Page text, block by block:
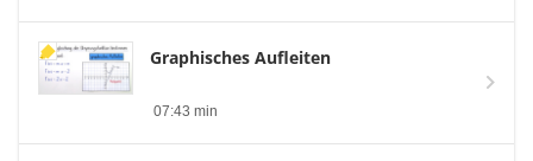
Graphisches Aufleiten
07:43 min